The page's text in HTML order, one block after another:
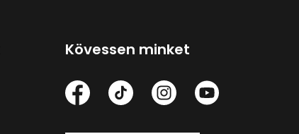
Kövessen minket